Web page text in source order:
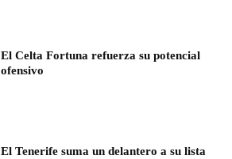
El Celta Fortuna refuerza su potencial
ofensivo
El Tenerife suma un delantero a su lista